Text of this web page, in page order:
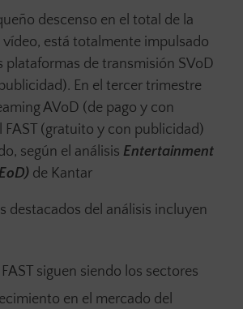
descenso en el total de la
está totalmente impulsado
plataformas de transmisión SVoD
En el tercer trimestre
AVoD (de pago y con
FAST (gratuito y con publicidad)
según el análisis Entertainment
de Kantar
destacados del análisis incluyen
siguen siendo los sectores
en el mercado del